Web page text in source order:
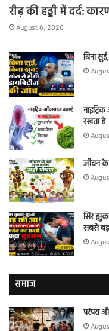
रीढ़ की हड्डी में दर्द:
August 6, 2026
बिना
रखता है
जीवन के
सिर
सबसे
समाज
परंपरा